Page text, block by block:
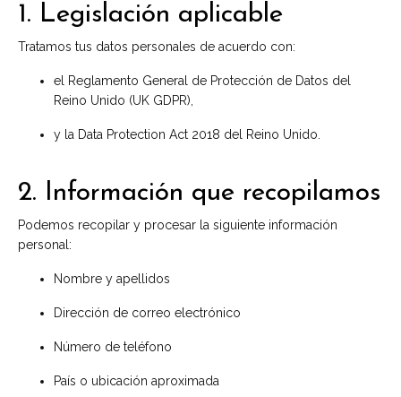
1. Legislación aplicable
Tratamos tus datos personales de acuerdo con:
el Reglamento General de Protección de Datos del
Reino Unido (UK GDPR),
y la Data Protection Act 2018 del Reino Unido.
2. Información que recopilamos
Podemos recopilar y procesar la siguiente información
personal:
Nombre y apellidos
Dirección de correo electrónico
Número de teléfono
País o ubicación aproximada